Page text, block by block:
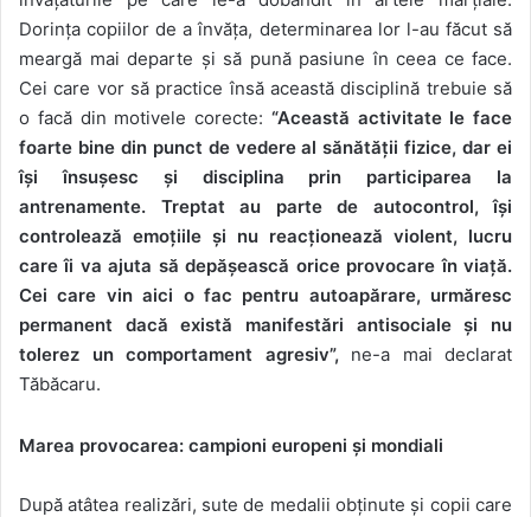
Dorința copiilor de a învăța, determinarea lor l-au făcut să
meargă mai departe și să pună pasiune în ceea ce face.
Cei care vor să practice însă această disciplină trebuie să
o facă din motivele corecte: “Această activitate le face
foarte bine din punct de vedere al sănătății fizice, dar ei
își însușesc și disciplina prin participarea la
antrenamente. Treptat au parte de autocontrol, își
controlează emoțiile și nu reacționează violent, lucru
care îi va ajuta să depășească orice provocare în viață.
Cei care vin aici o fac pentru autoapărare, urmăresc
permanent dacă există manifestări antisociale și nu
tolerez un comportament agresiv”, ne-a mai declarat
Tăbăcaru.
Marea provocarea: campioni europeni și mondiali
După atâtea realizări, sute de medalii obținute și copii care